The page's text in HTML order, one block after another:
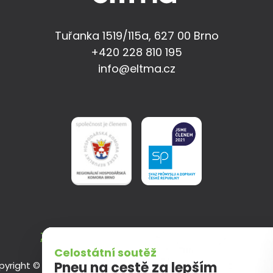
Tuřanka 1519/115a, 627 00 Brno
+420 228 810 195
info@eltma.cz
Zásady zpracování osobních údajů
© 2023, ELT Management Company Czech Republic
Celostátní soutěž
Pneu na cestě za lepším